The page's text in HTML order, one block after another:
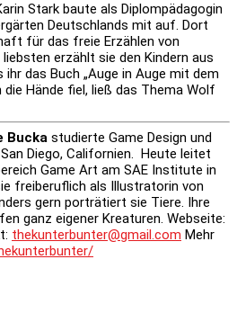
Stark baute als Diplompädagogin
Deutschlands mit auf. Dort
für das freie Erzählen von
erzählt sie den Kindern aus
ihr das Buch „Auge in Auge mit dem
Hände fiel, ließ das Thema Wolf
Bucka studierte Game Design und
Diego, Californien. Heute leitet
Game Art am SAE Institute in
freiberuflich als Illustratorin von
gern porträtiert sie Tiere. Ihre
ganz eigener Kreaturen. Webseite:
thekunterbunter@gmail.com Mehr